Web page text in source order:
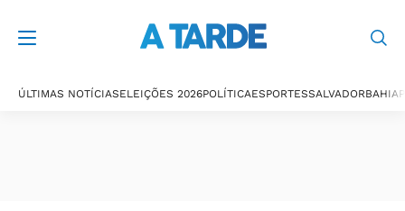
ÚLTIMAS NOTÍCIASELEIÇÕES 2026POLÍTICAESPORTESSALVADORBAHIA